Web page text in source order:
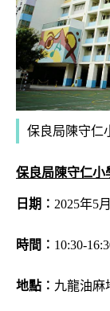
保良局陳守仁
保良局陳守仁小
日期︰ 2025年5
時間︰ 10:30-
地點︰ 九龍油麻